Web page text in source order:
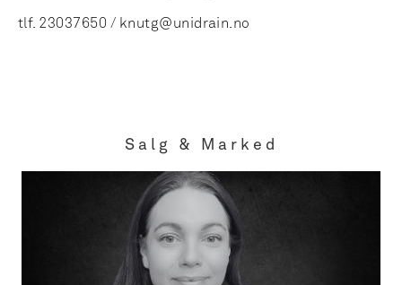
tlf. 23037650 / knutg@unidrain.no
Salg & Marked